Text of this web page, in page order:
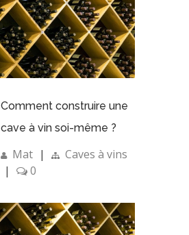
Comment construire une
cave à vin soi-même ?
Mat |
Caves à vins
|
0